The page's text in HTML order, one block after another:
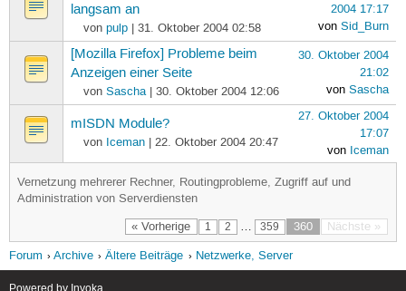
langsam an
von pulp| 31. Oktober 2004 02:58
2004 17:17
von Sid_Burn
[Mozilla Firefox] Probleme beim
Anzeigen einer Seite
von Sascha| 30. Oktober 2004 12:06
30. Oktober 2004
21:02
von Sascha
mISDN Module?
von Iceman| 22. Oktober 2004 20:47
27. Oktober 2004
17:07
von Iceman
Vernetzung mehrerer Rechner, Routingprobleme, Zugriff auf und
Administration von Serverdiensten
« Vorherige 1 2 … 359 360 Nächste »
Forum Archive Ältere Beiträge Netzwerke, Server